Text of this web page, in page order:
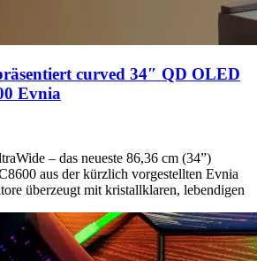
curved 34″ QD OLED
Evnia
– das neueste 86,36 cm (34”)
aus der kürzlich vorgestellten Evnia
überzeugt mit kristallklaren, lebendigen